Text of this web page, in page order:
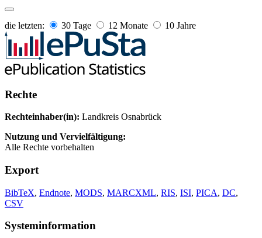
die letzten: 30 Tage 12 Monate 10 Jahre
Rechte
Rechteinhaber(in): Landkreis Osnabrück
Nutzung und Vervielfältigung:
Alle Rechte vorbehalten
Export
BibTeX, Endnote, MODS, MARCXML, RIS, ISI, PICA, DC,
CSV
Systeminformation